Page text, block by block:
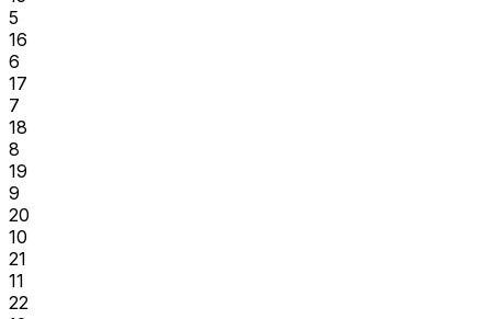
5
16
6
17
7
18
8
19
9
20
10
21
11
22